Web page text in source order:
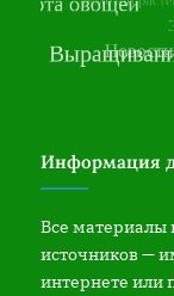
Информация
Все материалы
источников —
интернете или